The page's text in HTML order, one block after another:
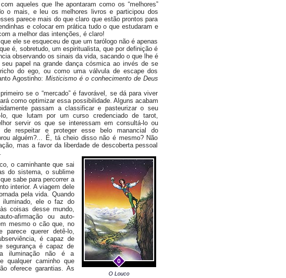
aqueles que lhe apontaram como os “melhores”
o mais, e leu os melhores livros e participou dos
parece mais do que claro que estão prontos para
e colocar em prática tudo o que estudaram e
a melhor das intenções, é claro!
ele se esqueceu de que um tarólogo não é apenas
é, sobretudo, um espiritualista, que por definição é
observando os sinais da vida, sacando o que lhe é
papel na grande dança cósmica ao invés de se
do ego, ou como uma válvula de escape dos
Agostinho: Misticismo é o conhecimento de Deus
se o “mercado” é favorável, se dá para viver
como optimizar essa possibilidade. Alguns acabam
passam a classificar e pasteurizar o seu
lo, que lutam por um curso credenciado de tarot,
servir os que se interessam em consultá-lo ou
respeitar e proteger esse belo manancial do
alguém?... É, tá cheio disso não é mesmo? Não
mas a favor da liberdade de descoberta pessoal
o caminhante que sai
do sistema, o sublime
sabe para percorrer a
interior. A viagem dele
pela vida. Quando
iluminado, ele o faz do
coisas desse mundo,
afirmação ou auto-
mesmo o cão que, no
querer detê-lo,
é capaz de
segurança é capaz de
iluminação não é a
qualquer caminho que
oferece garantias. As
O Louco